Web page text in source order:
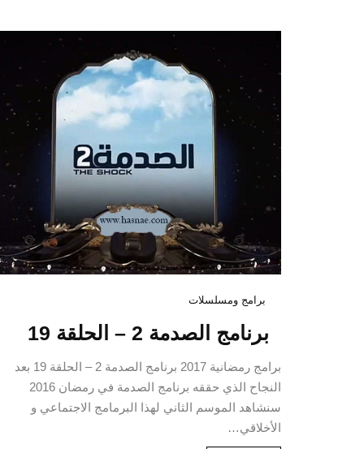
برامج ومسلسلات
برنامج الصدمة 2 – الحلقة 19
برامج رمضانية 2017 برنامج الصدمة 2 – الحلقة 19 بعد
النجاح الذي حققه برنامج الصدمة في رمضان 2016
سنشاهد الموسم الثاني لهذا البرمامج الاجتماعي و
الأخلاقي…